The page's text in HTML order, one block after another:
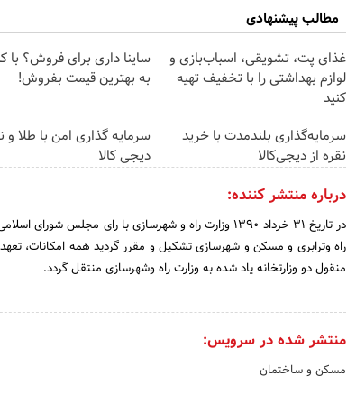
مطالب پیشنهادی
غذای پت، تشویقی، اسباب‌بازی و
لوازم بهداشتی را با تخفیف تهیه
کنید
ساینا داری برای فروش؟ با
به بهترین قیمت بفروش!
سرمایه‌گذاری بلندمدت با خرید
نقره از دیجی‌کالا
سرمایه گذاری امن با طلا و
دیجی کالا
درباره منتشر کننده:
در تاریخ 31 خرداد 1390 وزارت راه و شهرسازی با رای مجلس
راه وترابری و مسکن و شهرسازی تشکیل و مقرر گردید همه امکانات،
منقول دو وزارتخانه یاد شده به وزارت راه وشهرسازی منتقل گردد.
منتشر شده در سرویس:
مسکن و ساختمان